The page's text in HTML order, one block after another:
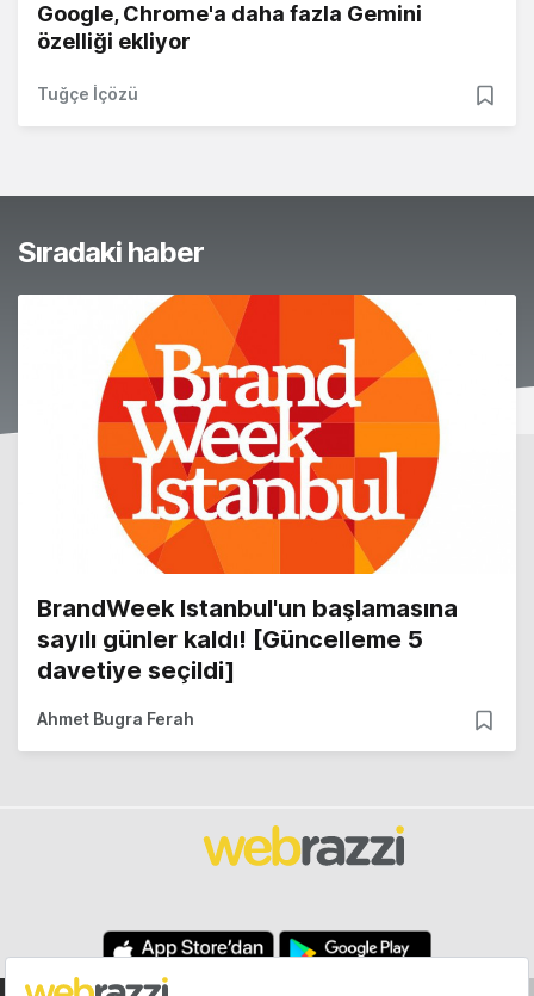
Google, Chrome'a daha fazla Gemini
özelliği ekliyor
Tuğçe İçözü
Sıradaki haber
BrandWeek Istanbul'un başlamasına
sayılı günler kaldı! [Güncelleme 5
davetiye seçildi]
Ahmet Bugra Ferah